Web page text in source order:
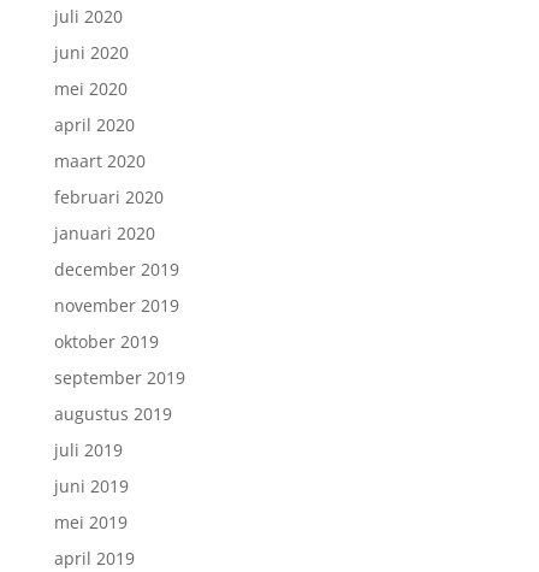
juli 2020
juni 2020
mei 2020
april 2020
maart 2020
februari 2020
januari 2020
december 2019
november 2019
oktober 2019
september 2019
augustus 2019
juli 2019
juni 2019
mei 2019
april 2019